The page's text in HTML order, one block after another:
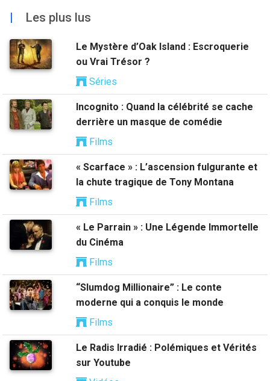
| Les plus lus
Le Mystère d’Oak Island : Escroquerie
ou Vrai Trésor ?
Séries
Incognito : Quand la célébrité se cache
derrière un masque de comédie
Films
« Scarface » : L’ascension fulgurante et
la chute tragique de Tony Montana
Films
« Le Parrain » : Une Légende Immortelle
du Cinéma
Films
“Slumdog Millionaire” : Le conte
moderne qui a conquis le monde
Films
Le Radis Irradié : Polémiques et Vérités
sur Youtube